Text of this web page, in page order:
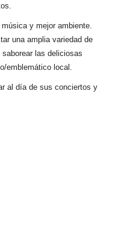
y mejor ambiente.
una amplia variedad de
las deliciosas
emblemático local.
al día de sus conciertos y